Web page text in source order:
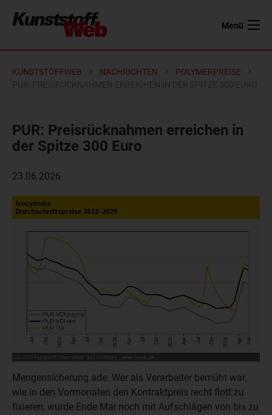
Menü
KUNSTSTOFFWEB NACHRICHTEN
POLYMERPREISE
PUR: Preisrücknahmen erreichen in
der Spitze 300 Euro
23.06.2026
Mengensicherung ade: Wer als Verarbeiter bemüht war,
wie in den Vormonaten den Kontraktpreis recht flott zu
fixieren, wurde Ende Mai noch mit Aufschlägen von bis zu